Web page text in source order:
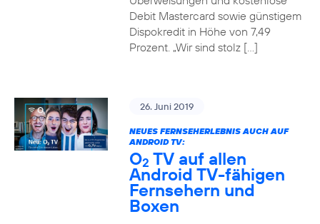
Debit Mastercard sowie günstigem
Dispokredit in Höhe von 7,49
Prozent. „Wir sind stolz […]
26. Juni 2019
NEUES FERNSEHERLEBNIS AUCH AUF
ANDROID TV:
O2 TV auf allen
Android TV-fähigen
Fernsehern und
Boxen